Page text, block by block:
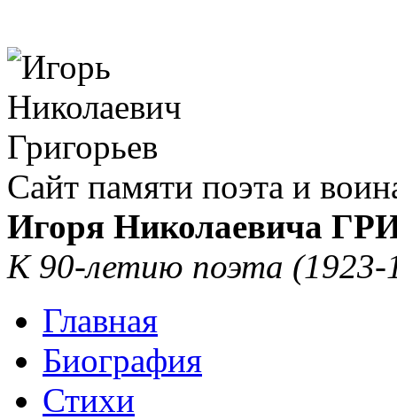
Сайт памяти поэта и
Игоря Николаевича
К 90-летию поэта (1923-
Главная
Биография
Стихи